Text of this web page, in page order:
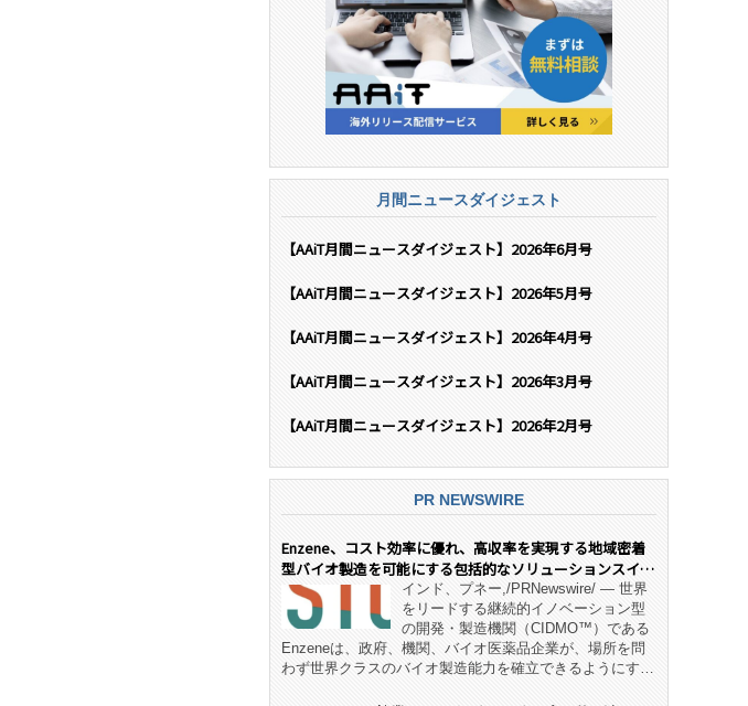
月間ニュースダイジェスト
【AAiT月間ニュースダイジェスト】2026年6月号
【AAiT月間ニュースダイジェスト】2026年5月号
【AAiT月間ニュースダイジェスト】2026年4月号
【AAiT月間ニュースダイジェスト】2026年3月号
【AAiT月間ニュースダイジェスト】2026年2月号
PR NEWSWIRE
Enzene、コスト効率に優れ、高収率を実現する地域密着
型バイオ製造を可能にする包括的なソリューションスイー
ト「NeX™」 をリリースインド、プネー,/PRNewswire/ — 世界
をリードする継続的イノベーション型
の開発・製造機関（CIDMO™）である
Enzeneは、政府、機関、バイオ医薬品企業が、場所を問
わず世界クラスのバイオ製造能力を確立できるようにす